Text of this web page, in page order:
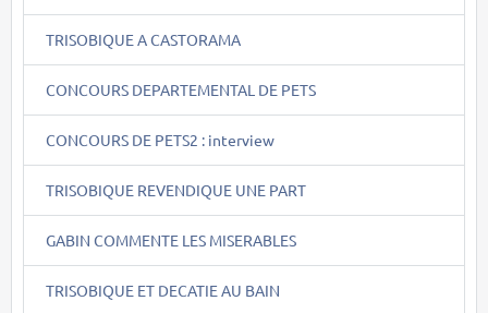
TRISOBIQUE A CASTORAMA
CONCOURS DEPARTEMENTAL DE PETS
CONCOURS DE PETS2 : interview
TRISOBIQUE REVENDIQUE UNE PART
GABIN COMMENTE LES MISERABLES
TRISOBIQUE ET DECATIE AU BAIN